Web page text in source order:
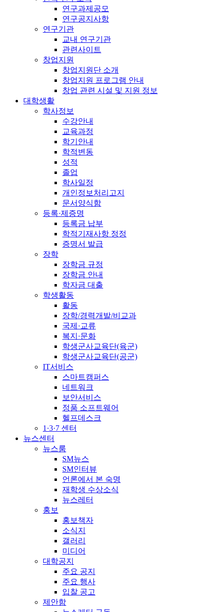
연구과제공모
연구공지사항
연구기관
교내 연구기관
관련사이트
창업지원
창업지원단 소개
창업지원 프로그램 안내
창업 관련 시설 및 지원 정보
대학생활
학사정보
수강안내
교육과정
학기안내
학적변동
성적
졸업
학사일정
개인정보처리고지
문서양식함
등록·제증명
등록금 납부
학적기재사항 정정
증명서 발급
장학
장학금 규정
장학금 안내
학자금 대출
학생활동
활동
장학/경력개발/비교과
국제·교류
복지·문화
학생군사교육단(육군)
학생군사교육단(공군)
IT서비스
스마트캠퍼스
네트워크
보안서비스
정품 소프트웨어
헬프데스크
1·3·7 센터
뉴스센터
뉴스룸
SM뉴스
SM인터뷰
언론에서 본 숙명
재학생 수상소식
뉴스레터
홍보
홍보책자
소식지
갤러리
미디어
대학공지
주요 공지
주요 행사
입찰 공고
제안함